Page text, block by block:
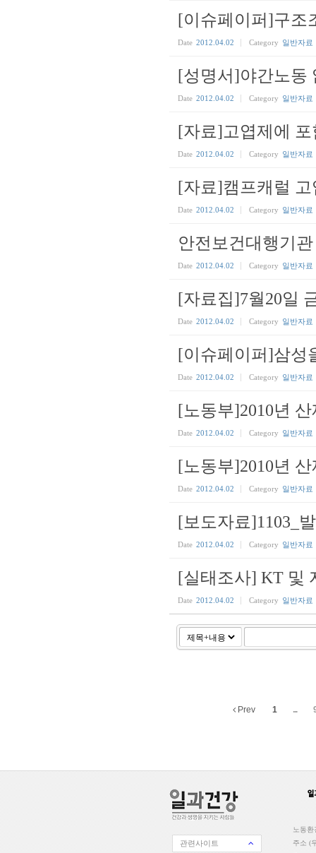
[이슈페이퍼]구조
Date 2012.04.02 Category 일반자료
[성명서]야간노동
Date 2012.04.02 Category 일반자료
[자료]고엽제에
Date 2012.04.02 Category 일반자료
[자료]캠프캐럴
Date 2012.04.02 Category 일반자료
안전보건대행기
Date 2012.04.02 Category 일반자료
[자료집]7월20일
Date 2012.04.02 Category 일반자료
[이슈페이퍼]삼성
Date 2012.04.02 Category 일반자료
[노동부]2010년
Date 2012.04.02 Category 일반자료
[노동부]2010년
Date 2012.04.02 Category 일반자료
[보도자료]1103_
Date 2012.04.02 Category 일반자료
[실태조사] KT 및
Date 2012.04.02 Category 일반자료
Prev 1 ...
관련사이트
노동환
주소 (